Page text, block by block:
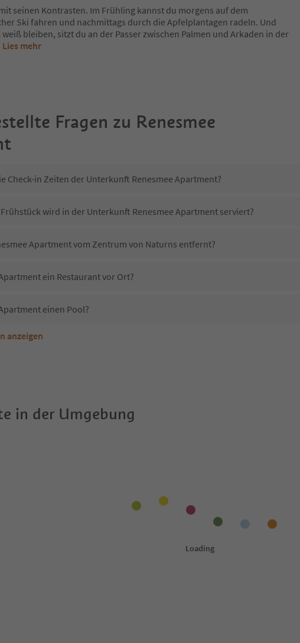
seinen Kontrasten. Im Frühling kannst du morgens auf dem
Ski fahren und nachmittags durch die Apfelplantagen radeln. Und
bleiben, sitzt du an der Passer zwischen Palmen und Arkaden in der
Lies mehr
Fragen zu Renesmee
Check-in Zeiten der Unterkunft Renesmee Apartment?
wird in der Unterkunft Renesmee Apartment serviert?
Apartment vom Zentrum von Naturns entfernt?
ein Restaurant vor Ort?
einen Pool?
der Unterkunft Renesmee Apartment erlaubt?
bietet Renesmee Apartment?
anzeigen
in der Umgebung